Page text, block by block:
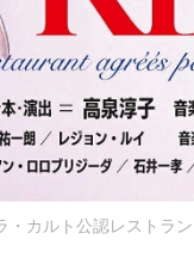
・カルト公認レストラン